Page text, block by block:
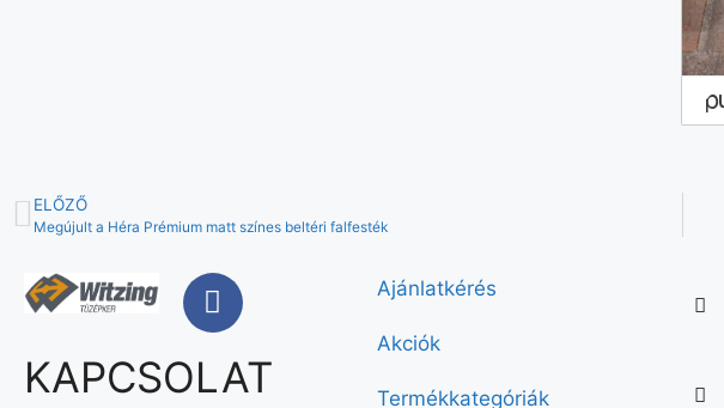
ELŐZŐ
Megújult a Héra Prémium matt színes beltéri falfesték
KAPCSOLAT
Ajánlatkérés
Akciók
Termékkategóriák